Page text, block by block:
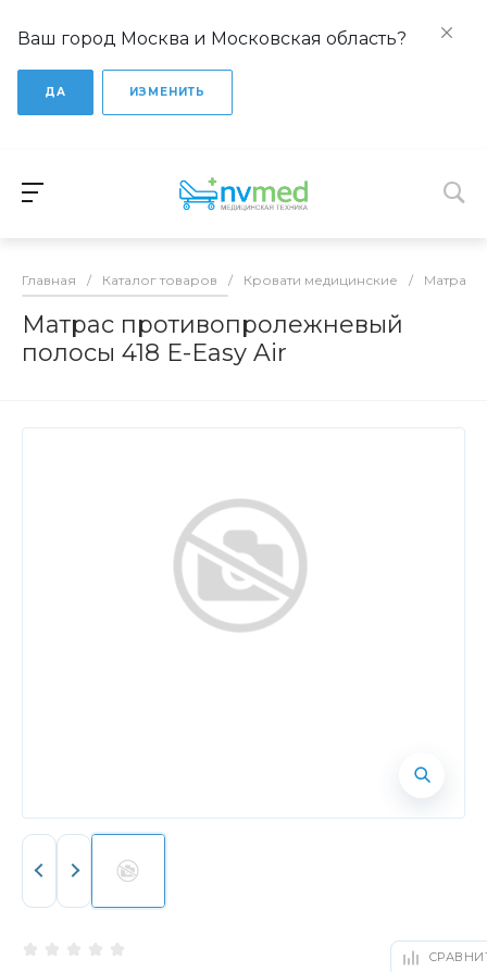
Ваш город Москва и Московская область?
ДА ИЗМЕНИТЬ
Главная / Каталог товаров / Кровати медицинские /
Матрас противопролежневый
полосы 418 Е-Easy Air